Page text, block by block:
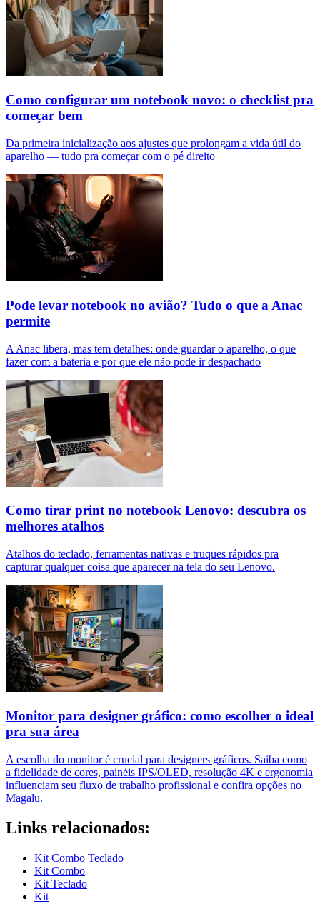
Como configurar um notebook novo: o checklist pra
começar bem
Da primeira inicialização aos ajustes que prolongam a vida útil do
aparelho — tudo pra começar com o pé direito
Pode levar notebook no avião? Tudo o que a Anac
permite
A Anac libera, mas tem detalhes: onde guardar o aparelho, o que
fazer com a bateria e por que ele não pode ir despachado
Como tirar print no notebook Lenovo: descubra os
melhores atalhos
Atalhos do teclado, ferramentas nativas e truques rápidos pra
capturar qualquer coisa que aparecer na tela do seu Lenovo.
Monitor para designer gráfico: como escolher o ideal
pra sua área
A escolha do monitor é crucial para designers gráficos. Saiba como
a fidelidade de cores, painéis IPS/OLED, resolução 4K e ergonomia
influenciam seu fluxo de trabalho profissional e confira opções no
Magalu.
Links relacionados:
Kit Combo Teclado
Kit Combo
Kit Teclado
Kit